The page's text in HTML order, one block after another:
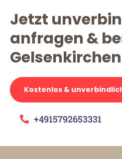
Jetzt
anfragen &
Kostenlos &
+4915792653331